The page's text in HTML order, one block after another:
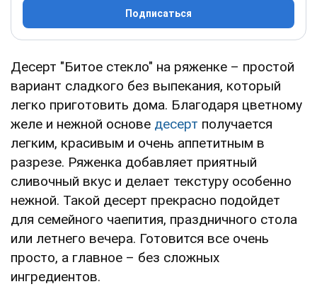
Подписаться
Десерт "Битое стекло" на ряженке – простой
вариант сладкого без выпекания, который
легко приготовить дома. Благодаря цветному
желе и нежной основе десерт получается
легким, красивым и очень аппетитным в
разрезе. Ряженка добавляет приятный
сливочный вкус и делает текстуру особенно
нежной. Такой десерт прекрасно подойдет
для семейного чаепития, праздничного стола
или летнего вечера. Готовится все очень
просто, а главное – без сложных
ингредиентов.